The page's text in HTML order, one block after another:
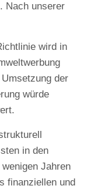
Nach unserer
wird in
der
würde
in den
Jahren
finanziellen und